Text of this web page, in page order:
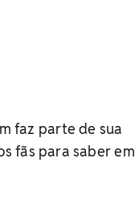
faz parte de sua
fãs para saber em